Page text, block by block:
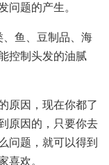
问题的产生。
鱼、豆制品、海
控制头发的油腻
原因，现在你都了
原因的，只要你去
问题，就可以得到
喜欢。